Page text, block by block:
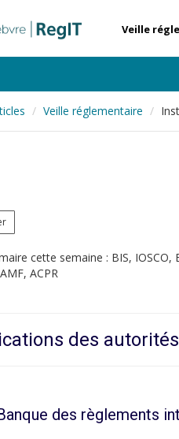
Veille
Veille réglementaire
cette semaine : BIS, IOSCO,
ACPR
des
des règlements